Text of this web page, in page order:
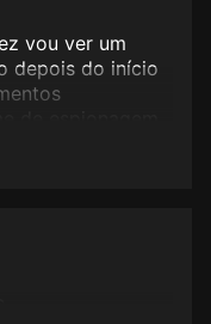
mais "light"
chegassem
por esse
que tem sido
bem como
vou ver um
depois do início
de espionagem
estrelas.